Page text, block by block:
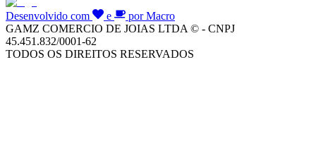
Desenvolvido com e
por Macro
GAMZ COMERCIO DE JOIAS LTDA © - CNPJ
45.451.832/0001-62
TODOS OS DIREITOS RESERVADOS